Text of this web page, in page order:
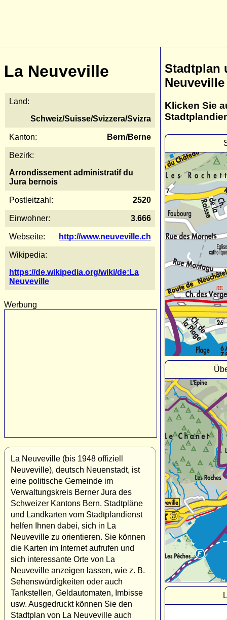
La Neuveville
Land:
Schweiz/Suisse/Svizzera/Svizra
Kanton: Bern/Berne
Bezirk:
Arrondissement administratif du
Jura bernois
Postleitzahl: 2520
Einwohner: 3.666
Webseite: http://www.neuveville.ch
Wikipedia:
https://de.wikipedia.org/wiki/de:La
Neuveville
Werbung
La Neuveville (bis 1948 offiziell
Neuveville), deutsch Neuenstadt, ist
eine politische Gemeinde im
Verwaltungskreis Berner Jura des
Schweizer Kantons Bern. Stadtpläne
und Landkarten vom Stadtplandienst
helfen Ihnen dabei, sich in La
Neuveville zu orientieren. Sie können
die Karten im Internet aufrufen und
sich interessante Orte von La
Neuveville anzeigen lassen, wie z. B.
Sehenswürdigkeiten oder auch
Tankstellen, Geldautomaten, Imbisse
usw. Ausgedruckt können Sie den
Stadtplan von La Neuveville auch
Stadtplan
Neuveville
Klicken Sie